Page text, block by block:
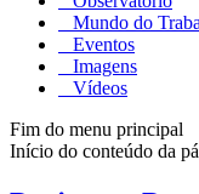
Mundo do
Eventos
Imagens
Vídeos
Fim do menu principal
Início do conteúdo da